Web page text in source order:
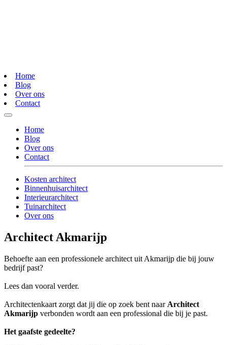
Home
Blog
Over ons
Contact
Home
Blog
Over ons
Contact
Kosten architect
Binnenhuisarchitect
Interieurarchitect
Tuinarchitect
Over ons
Architect Akmarijp
Behoefte aan een professionele architect uit Akmarijp die bij jouw
bedrijf past?
Lees dan vooral verder.
Architectenkaart zorgt dat jij die op zoek bent naar Architect
Akmarijp verbonden wordt aan een professional die bij je past.
Het gaafste gedeelte?